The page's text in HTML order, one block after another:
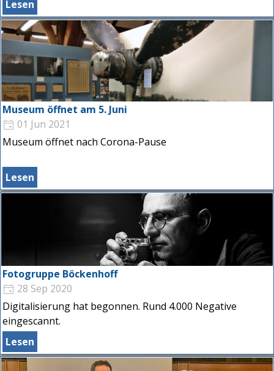
und Naturschutz
Heimatverein Raesfeld belegt mit dem Bau von
Vogelnistkästen den 1. Platz
Lesen
Museum öffnet am 5. Juni
01 Jun 2021
Museum öffnet nach Corona-Pause
Lesen
Fotogruppe Böckenhoff
28 Sep 2020
Digitalisierung hat begonnen. Rund 4.000 Negative
eingescannt.
Lesen